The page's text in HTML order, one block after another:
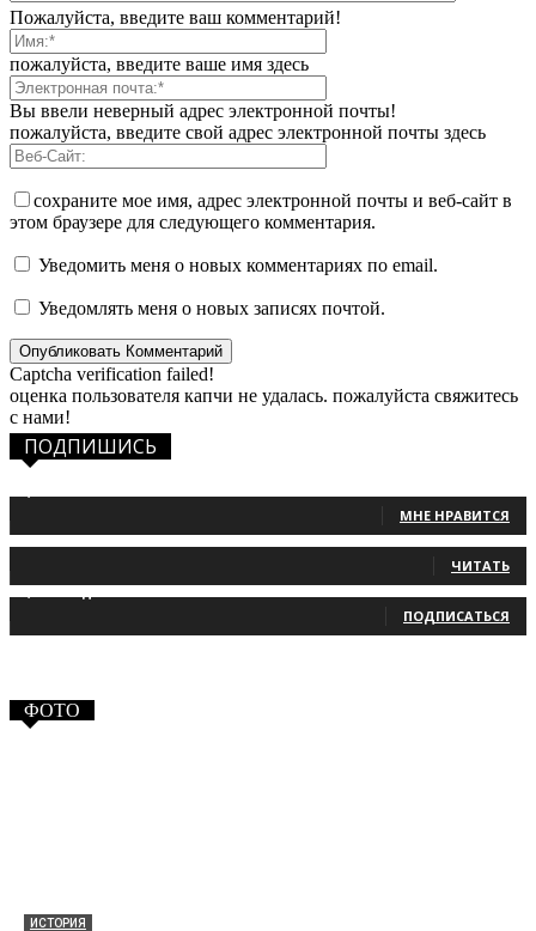
Пожалуйста, введите ваш комментарий!
пожалуйста, введите ваше имя здесь
Вы ввели неверный адрес электронной почты!
пожалуйста, введите свой адрес электронной почты здесь
сохраните мое имя, адрес электронной почты и веб-сайт в
этом браузере для следующего комментария.
Уведомить меня о новых комментариях по email.
Уведомлять меня о новых записях почтой.
Captcha verification failed!
оценка пользователя капчи не удалась. пожалуйста свяжитесь
с нами!
ПОДПИШИСЬ
МНЕ НРАВИТСЯ
ЧИТАТЬ
ПОДПИСАТЬСЯ
ФОТО
ИСТОРИЯ